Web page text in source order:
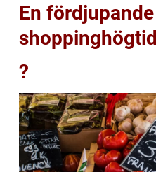
En
?